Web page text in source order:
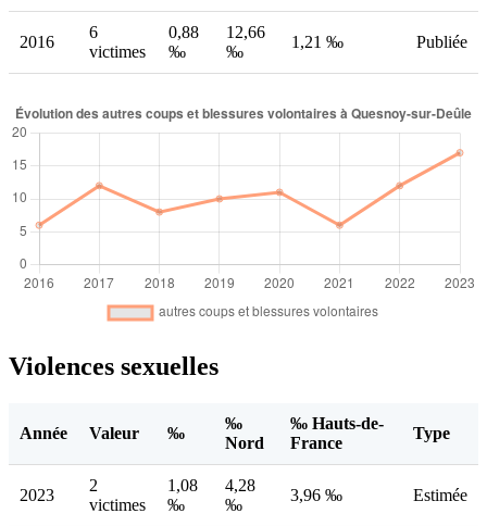
2016
6
victimes
0,88
‰
12,66
‰
1,21 ‰ Publiée
Violences sexuelles
Année Valeur ‰
‰
Nord
‰ Hauts-de-
France
Type
2023
2
victimes
1,08
‰
4,28
‰
3,96 ‰ Estimée